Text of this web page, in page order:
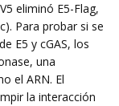
eliminó E5-Flag,
Para probar si se
E5 y cGAS, los
una
el ARN. El
la interacción